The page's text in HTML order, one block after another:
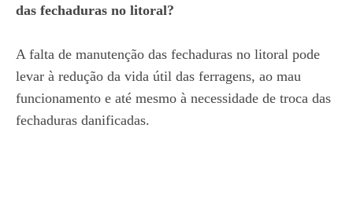
das fechaduras no litoral?
A falta de manutenção das fechaduras no litoral pode
levar à redução da vida útil das ferragens, ao mau
funcionamento e até mesmo à necessidade de troca das
fechaduras danificadas.